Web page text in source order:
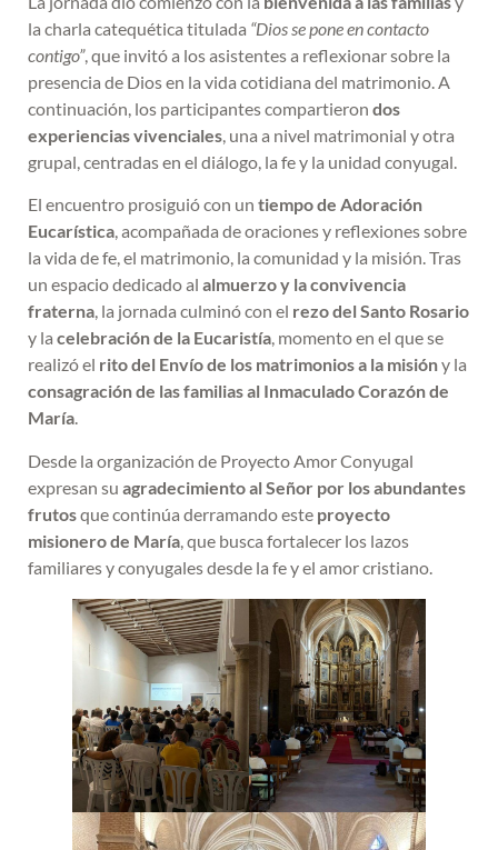
la charla catequética titulada “Dios se pone en contacto
contigo”, que invitó a los asistentes a reflexionar sobre la
presencia de Dios en la vida cotidiana del matrimonio. A
continuación, los participantes compartieron dos
experiencias vivenciales, una a nivel matrimonial y otra
grupal, centradas en el diálogo, la fe y la unidad conyugal.
El encuentro prosiguió con un tiempo de Adoración
Eucarística, acompañada de oraciones y reflexiones sobre
la vida de fe, el matrimonio, la comunidad y la misión. Tras
un espacio dedicado al almuerzo y la convivencia
fraterna, la jornada culminó con el rezo del Santo Rosario
y la celebración de la Eucaristía, momento en el que se
realizó el rito del Envío de los matrimonios a la misióny la
consagración de las familias al Inmaculado Corazón de
María.
Desde la organización de Proyecto Amor Conyugal
expresan su agradecimiento al Señor por los abundantes
frutosque continúa derramando este proyecto
misionero de María , que busca fortalecer los lazos
familiares y conyugales desde la fe y el amor cristiano.